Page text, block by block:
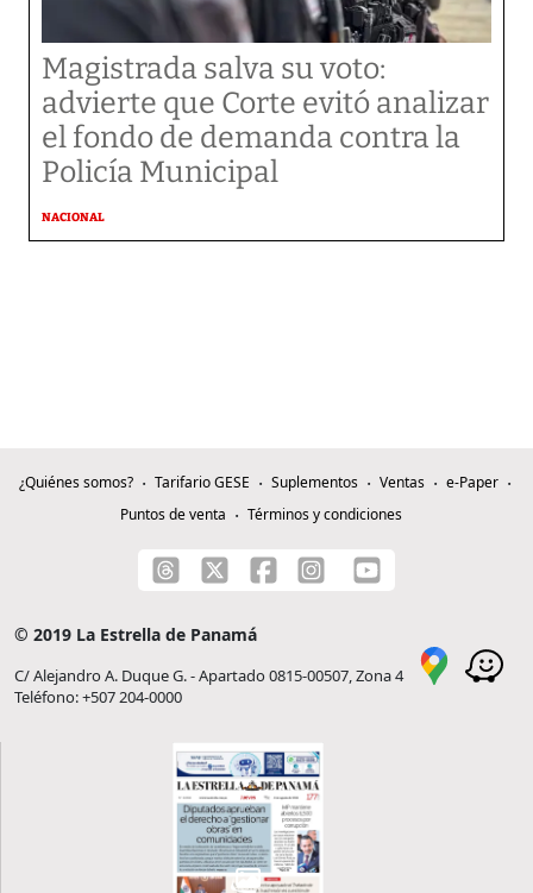
Magistrada salva su voto:
advierte que Corte evitó analizar
el fondo de demanda contra la
Policía Municipal
NACIONAL
¿Quiénes somos? Tarifario GESE Suplementos Ventas
e-Paper
Puntos de venta
Términos y condiciones
© 2019 La Estrella de Panamá
C/ Alejandro A. Duque G. - Apartado 0815-00507, Zona 4
Teléfono: +507 204-0000